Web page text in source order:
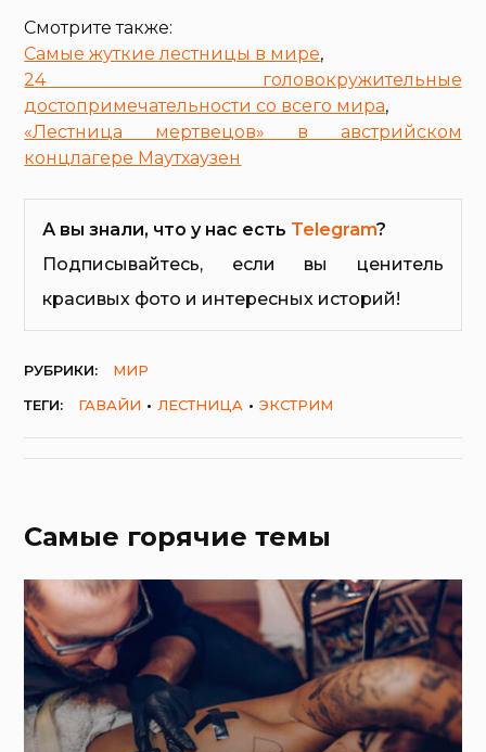
Смотрите также:
Самые жуткие лестницы в мире,
24 головокружительные
достопримечательности со всего мира,
«Лестница мертвецов» в австрийском
концлагере Маутхаузен
А вы знали, что у нас есть Telegram?
Подписывайтесь, если вы ценитель
красивых фото и интересных историй!
РУБРИКИ:
МИР
ТЕГИ:
ГАВАЙИ ЛЕСТНИЦA ЭКСТРИМ
Самые горячие темы